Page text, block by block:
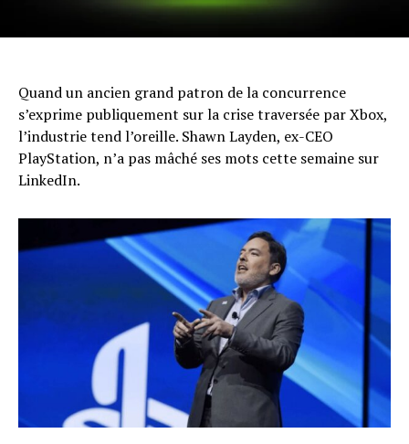
Quand un ancien grand patron de la concurrence
s’exprime publiquement sur la crise traversée par Xbox,
l’industrie tend l’oreille. Shawn Layden, ex-CEO
PlayStation, n’a pas mâché ses mots cette semaine sur
LinkedIn.